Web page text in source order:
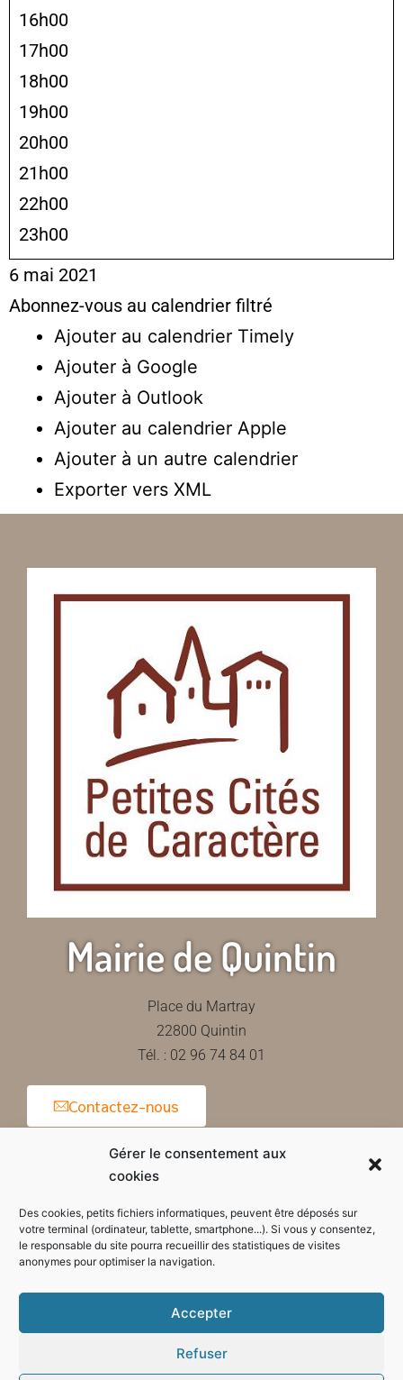
Gérer le consentement aux
cookies
Des cookies, petits fichiers informatiques, peuvent être déposés sur
votre terminal (ordinateur, tablette, smartphone...). Si vous y consentez,
le responsable du site pourra recueillir des statistiques de visites
anonymes pour optimiser la navigation.
Accepter
Refuser
16h00
17h00
18h00
19h00
20h00
21h00
22h00
23h00
6 mai 2021
Abonnez-vous au calendrier filtré
Ajouter au calendrier Timely
Ajouter à Google
Ajouter à Outlook
Ajouter au calendrier Apple
Ajouter à un autre calendrier
Exporter vers XML
Mairie de Quintin
Place du Martray
22800 Quintin
Tél. : 02 96 74 84 01
Contactez-nous
Horaires d'ouverture de la mairie